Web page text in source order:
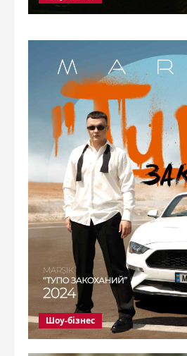
Шоу-бізнес